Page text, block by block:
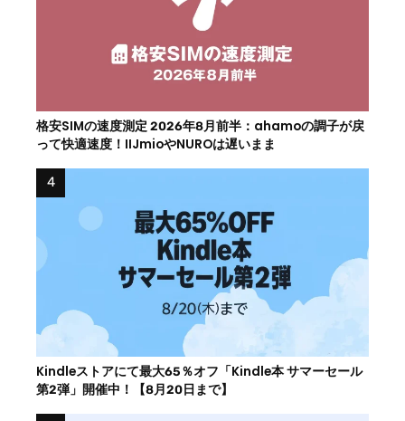
格安SIMの速度測定 2026年8月前半：ahamoの調子が戻
って快適速度！IIJmioやNUROは遅いまま
Kindleストアにて最大65％オフ「Kindle本 サマーセール
第2弾」開催中！【8月20日まで】